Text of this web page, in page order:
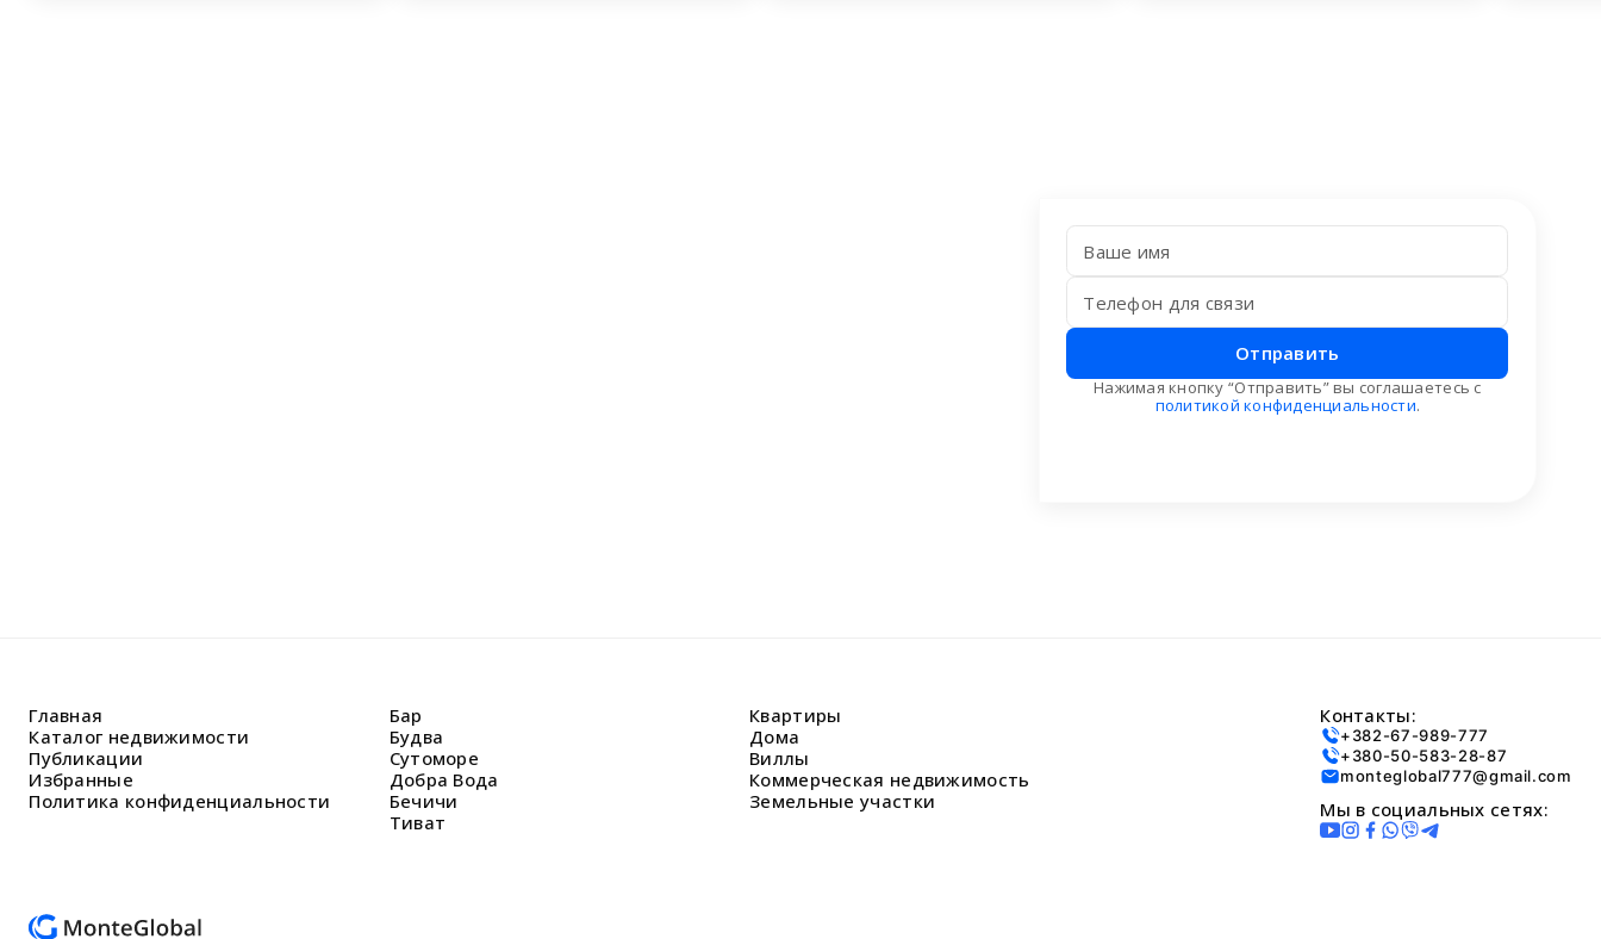
Отправить
Нажимая кнопку “Отправить” вы соглашаетесь с
политикой конфиденциальности.
Главная
Каталог недвижимости
Публикации
Избранные
Политика конфиденциальности
Бар
Будва
Сутоморе
Добра Вода
Бечичи
Тиват
Квартиры
Дома
Виллы
Коммерческая недвижимость
Земельные участки
Контакты:
+382-67-989-777
+380-50-583-28-87
monteglobal777@gmail.com
Мы в социальных сетях: